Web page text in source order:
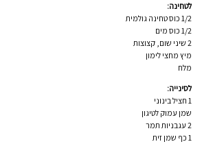
לטחינה:
1/2 כוס טחינה גולמית
1/2 כוס מים
2 שיני שום, קצוצות
מיץ מחצי לימון
מלח
לסינייה:
1 חציל בינוני
שמן עמוק לטיגון
2 עגבניות תמר
1 כף שמן זית